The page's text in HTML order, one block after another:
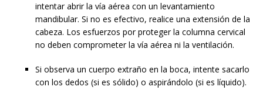
intentar abrir la vía aérea con un levantamiento
mandibular. Si no es efectivo, realice una extensión de la
cabeza. Los esfuerzos por proteger la columna cervical
no deben comprometer la vía aérea ni la ventilación.
Si observa un cuerpo extraño en la boca, intente sacarlo
con los dedos (si es sólido) o aspirándolo (si es líquido).